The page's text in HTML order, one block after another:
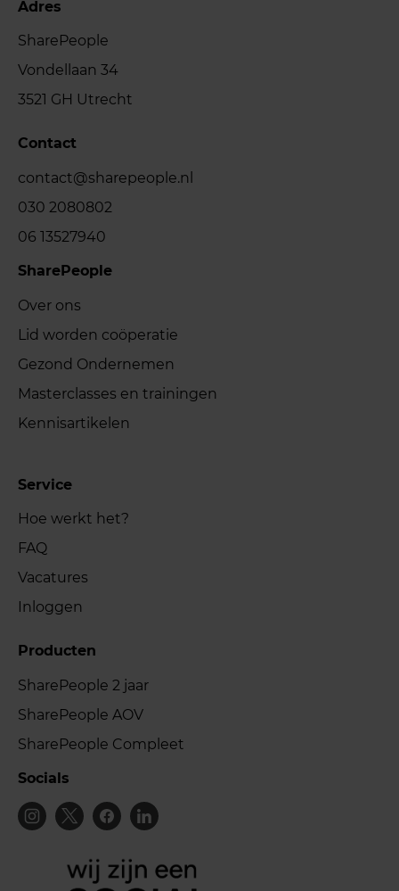
Adres
SharePeople
Vondellaan 34
3521 GH Utrecht
Contact
contact@sharepeople.nl
030 2080802
06 13527940
SharePeople
Over ons
Lid worden coöperatie
Gezond Ondernemen
Masterclasses en trainingen
Kennisartikelen
Service
Hoe werkt het?
FAQ
Vacatures
Inloggen
Producten
SharePeople 2 jaar
SharePeople AOV
SharePeople Compleet
Socials